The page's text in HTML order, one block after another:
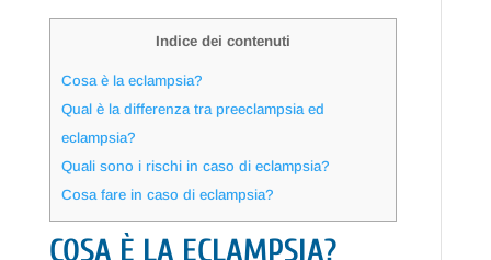
Indice dei contenuti
Cosa è la eclampsia?
Qual è la differenza tra preeclampsia ed
eclampsia?
Quali sono i rischi in caso di eclampsia?
Cosa fare in caso di eclampsia?
COSA È LA ECLAMPSIA?